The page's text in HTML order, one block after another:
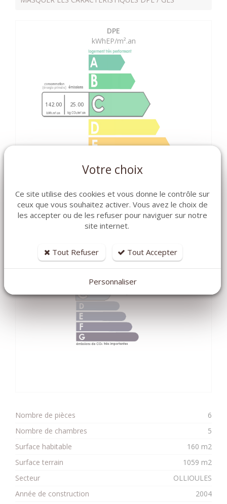
DPE
kWhEP/m².an
142.00 25.00
GES
kg éqCO2/m².an
Nombre de pièces
6
Nombre de chambres
5
Surface habitable
160 m2
Surface terrain
1059 m2
Secteur
OLLIOULES
Année de construction
2004
Votre choix
Ce site utilise des cookies et vous donne le contrôle sur
ceux que vous souhaitez activer. Vous avez le choix de
les accepter ou de les refuser pour naviguer sur notre
site internet.
Tout Refuser Tout Accepter
Personnaliser